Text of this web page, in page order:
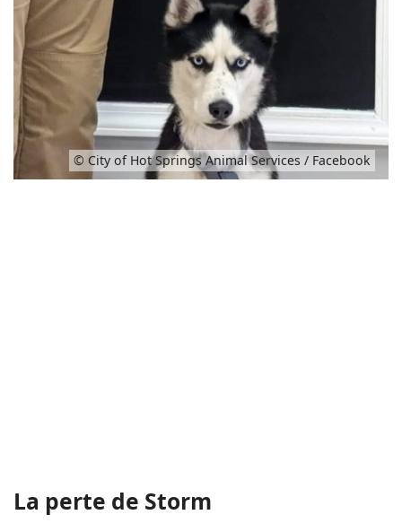
© City of Hot Springs Animal Services / Facebook
La perte de Storm